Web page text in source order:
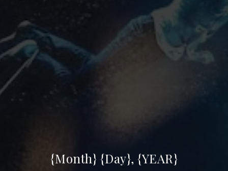
{Month} {Day}, {YEAR}